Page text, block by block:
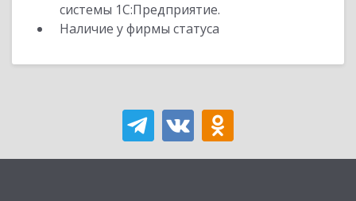
системы 1С:Предприятие.
Наличие у фирмы статуса